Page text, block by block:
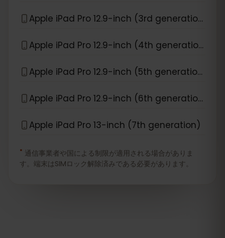
Apple iPad Pro 12.9-inch (3rd generation)
Apple iPad Pro 12.9-inch (4th generation)
Apple iPad Pro 12.9-inch (5th generation)
Apple iPad Pro 12.9-inch (6th generation)
Apple iPad Pro 13-inch (7th generation)
* 通信事業者や国による制限が適用される場合がありま
す。端末はSIMロック解除済みである必要があります。